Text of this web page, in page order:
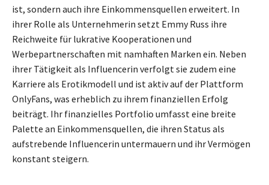
ist, sondern auch ihre Einkommensquellen erweitert. In
ihrer Rolle als Unternehmerin setzt Emmy Russ ihre
Reichweite für lukrative Kooperationen und
Werbepartnerschaften mit namhaften Marken ein. Neben
ihrer Tätigkeit als Influencerin verfolgt sie zudem eine
Karriere als Erotikmodell und ist aktiv auf der Plattform
OnlyFans, was erheblich zu ihrem finanziellen Erfolg
beiträgt. Ihr finanzielles Portfolio umfasst eine breite
Palette an Einkommensquellen, die ihren Status als
aufstrebende Influencerin untermauern und ihr Vermögen
konstant steigern.